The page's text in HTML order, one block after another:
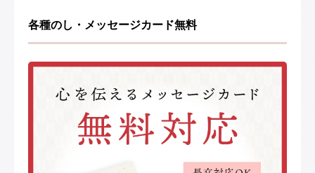
各種のし・メッセージカード無料